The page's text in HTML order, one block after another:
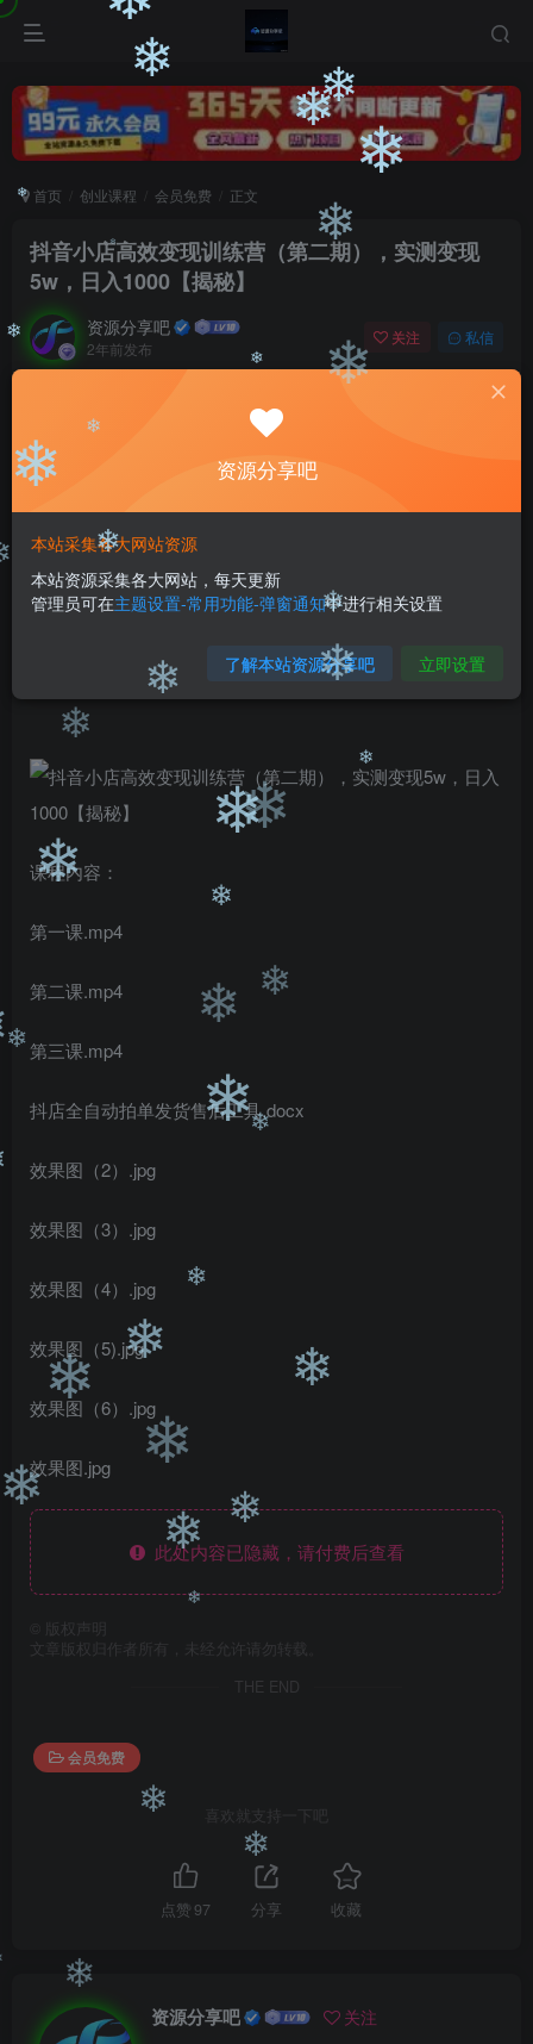
首页 创业课程 会员免费 正文
抖音小店高效变现训练营（第二期），实测变现
5w，日入1000【揭秘】
资源分享吧
2年前发布
关注 私信
此内容为付费阅读，请付费后查看
9.9
黄金会员免费
您当前未登录！建议登陆后购买，可保存购买订单
付费阅读
课程内容：
第一课.mp4
第二课.mp4
第三课.mp4
抖店全自动拍单发货售后工具.docx
效果图（2）.jpg
效果图（3）.jpg
效果图（4）.jpg
效果图（5).jpg
效果图（6）.jpg
效果图.jpg
此处内容已隐藏，请付费后查看
版权声明
文章版权归作者所有，未经允许请勿转载。
THE END
会员免费
喜欢就支持一下吧
点赞 97 分享 收藏
资源分享吧 关注
资源分享吧
本站采集各大网站资源
本站资源采集各大网站，每天更新
管理员可在主题设置-常用功能-弹窗通知中进行相关设置
了解本站资源分享吧 立即设置
❄
❄
❄
❄
❄
❄
❄
❄
❄
❄
❄
❄❄
❄
❄ ❄
❄
❄
❄
❄ ❄
❄ ❄
❄
❄
❄
❄
❄